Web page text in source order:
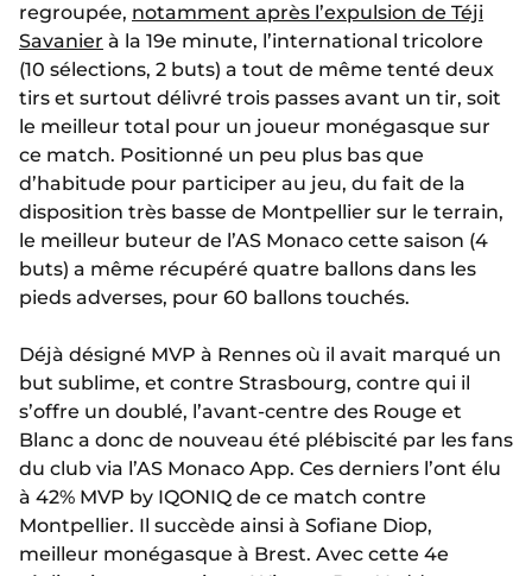
regroupée, notamment après l’expulsion de Téji
Savanier à la 19e minute, l’international tricolore
(10 sélections, 2 buts) a tout de même tenté deux
tirs et surtout délivré trois passes avant un tir, soit
le meilleur total pour un joueur monégasque sur
ce match. Positionné un peu plus bas que
d’habitude pour participer au jeu, du fait de la
disposition très basse de Montpellier sur le terrain,
le meilleur buteur de l’AS Monaco cette saison (4
buts) a même récupéré quatre ballons dans les
pieds adverses, pour 60 ballons touchés.
Déjà désigné MVP à Rennes où il avait marqué un
but sublime, et contre Strasbourg, contre qui il
s’offre un doublé, l’avant-centre des Rouge et
Blanc a donc de nouveau été plébiscité par les fans
du club via l’AS Monaco App. Ces derniers l’ont élu
à 42% MVP by IQONIQ de ce match contre
Montpellier. Il succède ainsi à Sofiane Diop,
meilleur monégasque à Brest. Avec cette 4e